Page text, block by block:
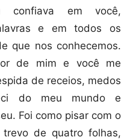
confiava em você,
e em todos os
que nos conhecemos.
de mim e você me
de receios, medos
do meu mundo e
Foi como pisar com o
de quatro folhas,